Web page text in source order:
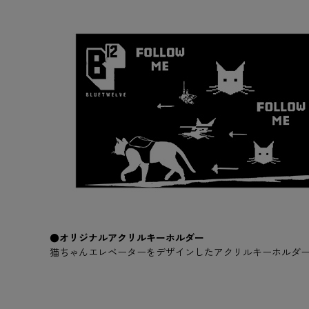
●オリジナルアクリルキーホルダー
猫ちゃんエレベーターをデザインしたアクリルキーホルダ